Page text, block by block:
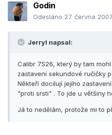
Godin
Odesláno 27. června 2007
Jerryl napsal:
Calibr 7S26, který by tam
zastavení sekundové ručičky
Někteří docilují jejího
"proti srsti" . To jde u většiny
Já to nedělám, protože mi to